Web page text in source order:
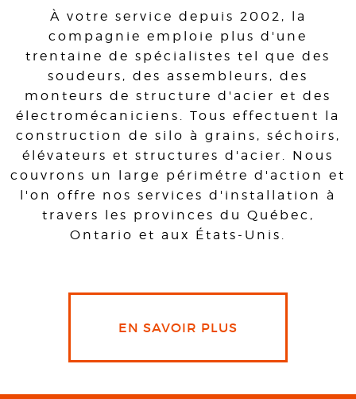
À votre service depuis 2002, la
compagnie emploie plus d'une
trentaine de spécialistes tel que des
soudeurs, des assembleurs, des
monteurs de structure d'acier et des
électromécaniciens. Tous effectuent la
construction de silo à grains, séchoirs,
élévateurs et structures d'acier. Nous
couvrons un large périmétre d'action et
l'on offre nos services d'installation à
travers les provinces du Québec,
Ontario et aux États-Unis.
EN SAVOIR PLUS